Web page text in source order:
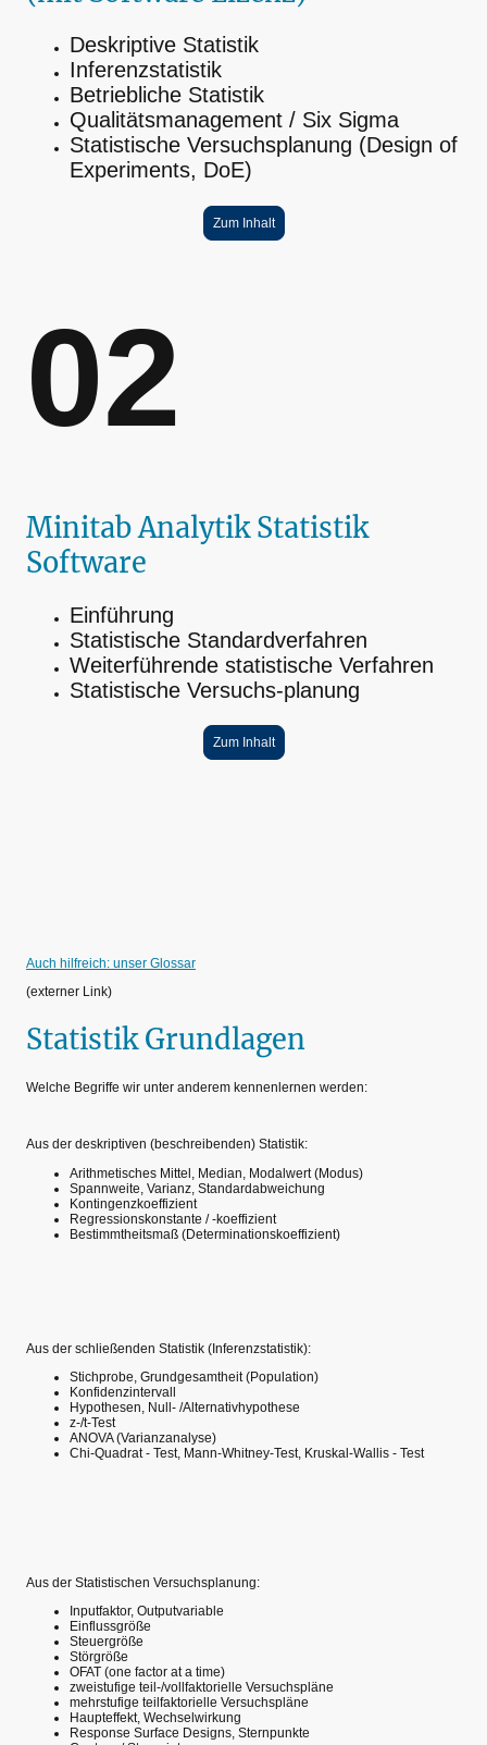
Deskriptive Statistik
Inferenzstatistik
Betriebliche Statistik
Qualitätsmanagement / Six Sigma
Statistische Versuchsplanung (Design of
Experiments, DoE)
Zum Inhalt
02
Minitab Analytik Statistik
Software
Einführung
Statistische Standardverfahren
Weiterführende statistische Verfahren
Statistische Versuchs-planung
Zum Inhalt
Auch hilfreich: unser Glossar
(externer Link)
Statistik Grundlagen
Welche Begriffe wir unter anderem kennenlernen werden:
Aus der deskriptiven (beschreibenden) Statistik:
Arithmetisches Mittel, Median, Modalwert (Modus)
Spannweite, Varianz, Standardabweichung
Kontingenzkoeffizient
Regressionskonstante / -koeffizient
Bestimmtheitsmaß (Determinationskoeffizient)
Aus der schließenden Statistik (Inferenzstatistik):
Stichprobe, Grundgesamtheit (Population)
Konfidenzintervall
Hypothesen, Null- /Alternativhypothese
z-/t-Test
ANOVA (Varianzanalyse)
Chi-Quadrat - Test, Mann-Whitney-Test, Kruskal-Wallis - Test
Aus der Statistischen Versuchsplanung:
Inputfaktor, Outputvariable
Einflussgröße
Steuergröße
Störgröße
OFAT (one factor at a time)
zweistufige teil-/vollfaktorielle Versuchspläne
mehrstufige teilfaktorielle Versuchspläne
Haupteffekt, Wechselwirkung
Response Surface Designs, Sternpunkte